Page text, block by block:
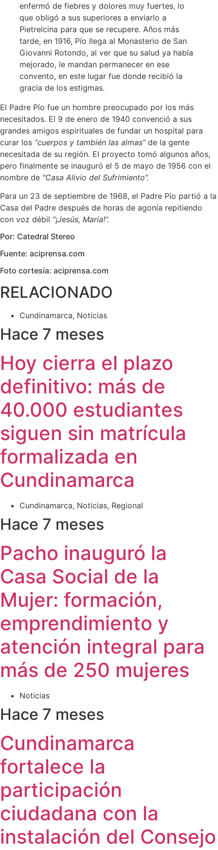
enfermó de fiebres y dolores muy fuertes, lo
que obligó a sus superiores a enviarlo a
Pietrelcina para que se recupere. Años más
tarde, en 1916, Pío llega al Monasterio de San
Giovanni Rotondo, al ver que su salud ya había
mejorado, le mandan permanecer en ese
convento, en este lugar fue donde recibió la
gracia de los estigmas.
El Padre Pío fue un hombre preocupado por los más
necesitados. El 9 de enero de 1940 convenció a sus
grandes amigos espirituales de fundar un hospital para
curar los “cuerpos y también las almas”de la gente
necesitada de su región. El proyecto tomó algunos años,
pero finalmente se inauguró el 5 de mayo de 1956 con el
nombre de “Casa Alivio del Sufrimiento”.
Para un 23 de septiembre de 1968, el Padre Pío partió a la
Casa del Padre después de horas de agonía repitiendo
con voz débil “¡Jesús, María!”.
Por: Catedral Stereo
Fuente: aciprensa.com
Foto cortesía: aciprensa.com
RELACIONADO
Cundinamarca, Noticias
Hace 7 meses
Hoy cierra el plazo
definitivo: más de
40.000 estudiantes
siguen sin matrícula
formalizada en
Cundinamarca
Cundinamarca, Noticias, Regional
Hace 7 meses
Pacho inauguró la
Casa Social de la
Mujer: formación,
emprendimiento y
atención integral para
más de 250 mujeres
Noticias
Hace 7 meses
Cundinamarca
fortalece la
participación
ciudadana con la
instalación del Consejo